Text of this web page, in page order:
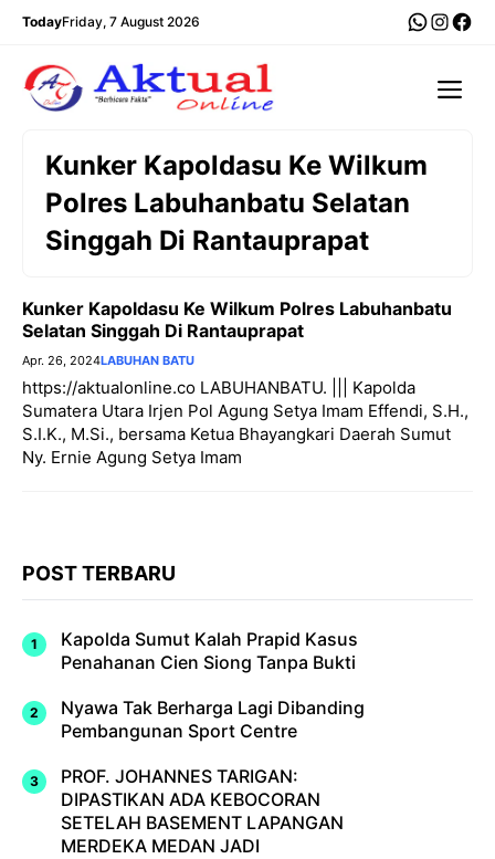
Langsung
TodayFriday, 7 August 2026
Kunker Kapoldasu Ke Wilkum
Polres Labuhanbatu Selatan
Singgah Di Rantauprapat
Kunker Kapoldasu Ke Wilkum Polres Labuhanbatu
Selatan Singgah Di Rantauprapat
Apr. 26, 2024LABUHAN BATU
https://aktualonline.co LABUHANBATU. ||| Kapolda
Sumatera Utara Irjen Pol Agung Setya Imam Effendi, S.H.,
S.I.K., M.Si., bersama Ketua Bhayangkari Daerah Sumut
Ny. Ernie Agung Setya Imam
POST TERBARU
Kapolda Sumut Kalah Prapid Kasus
Penahanan Cien Siong Tanpa Bukti
Nyawa Tak Berharga Lagi Dibanding
Pembangunan Sport Centre
PROF. JOHANNES TARIGAN:
DIPASTIKAN ADA KEBOCORAN
SETELAH BASEMENT LAPANGAN
MERDEKA MEDAN JADI